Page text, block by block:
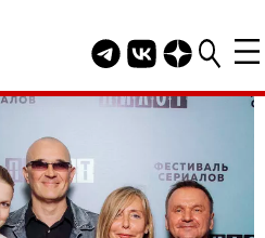
Telegram канал
Группа HELLO
Канал